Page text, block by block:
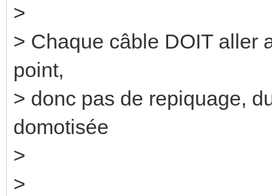
>
> Chaque câble DOIT aller
point,
> donc pas de repiquage,
domotisée
>
>